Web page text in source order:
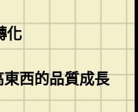
化
西的品質成長